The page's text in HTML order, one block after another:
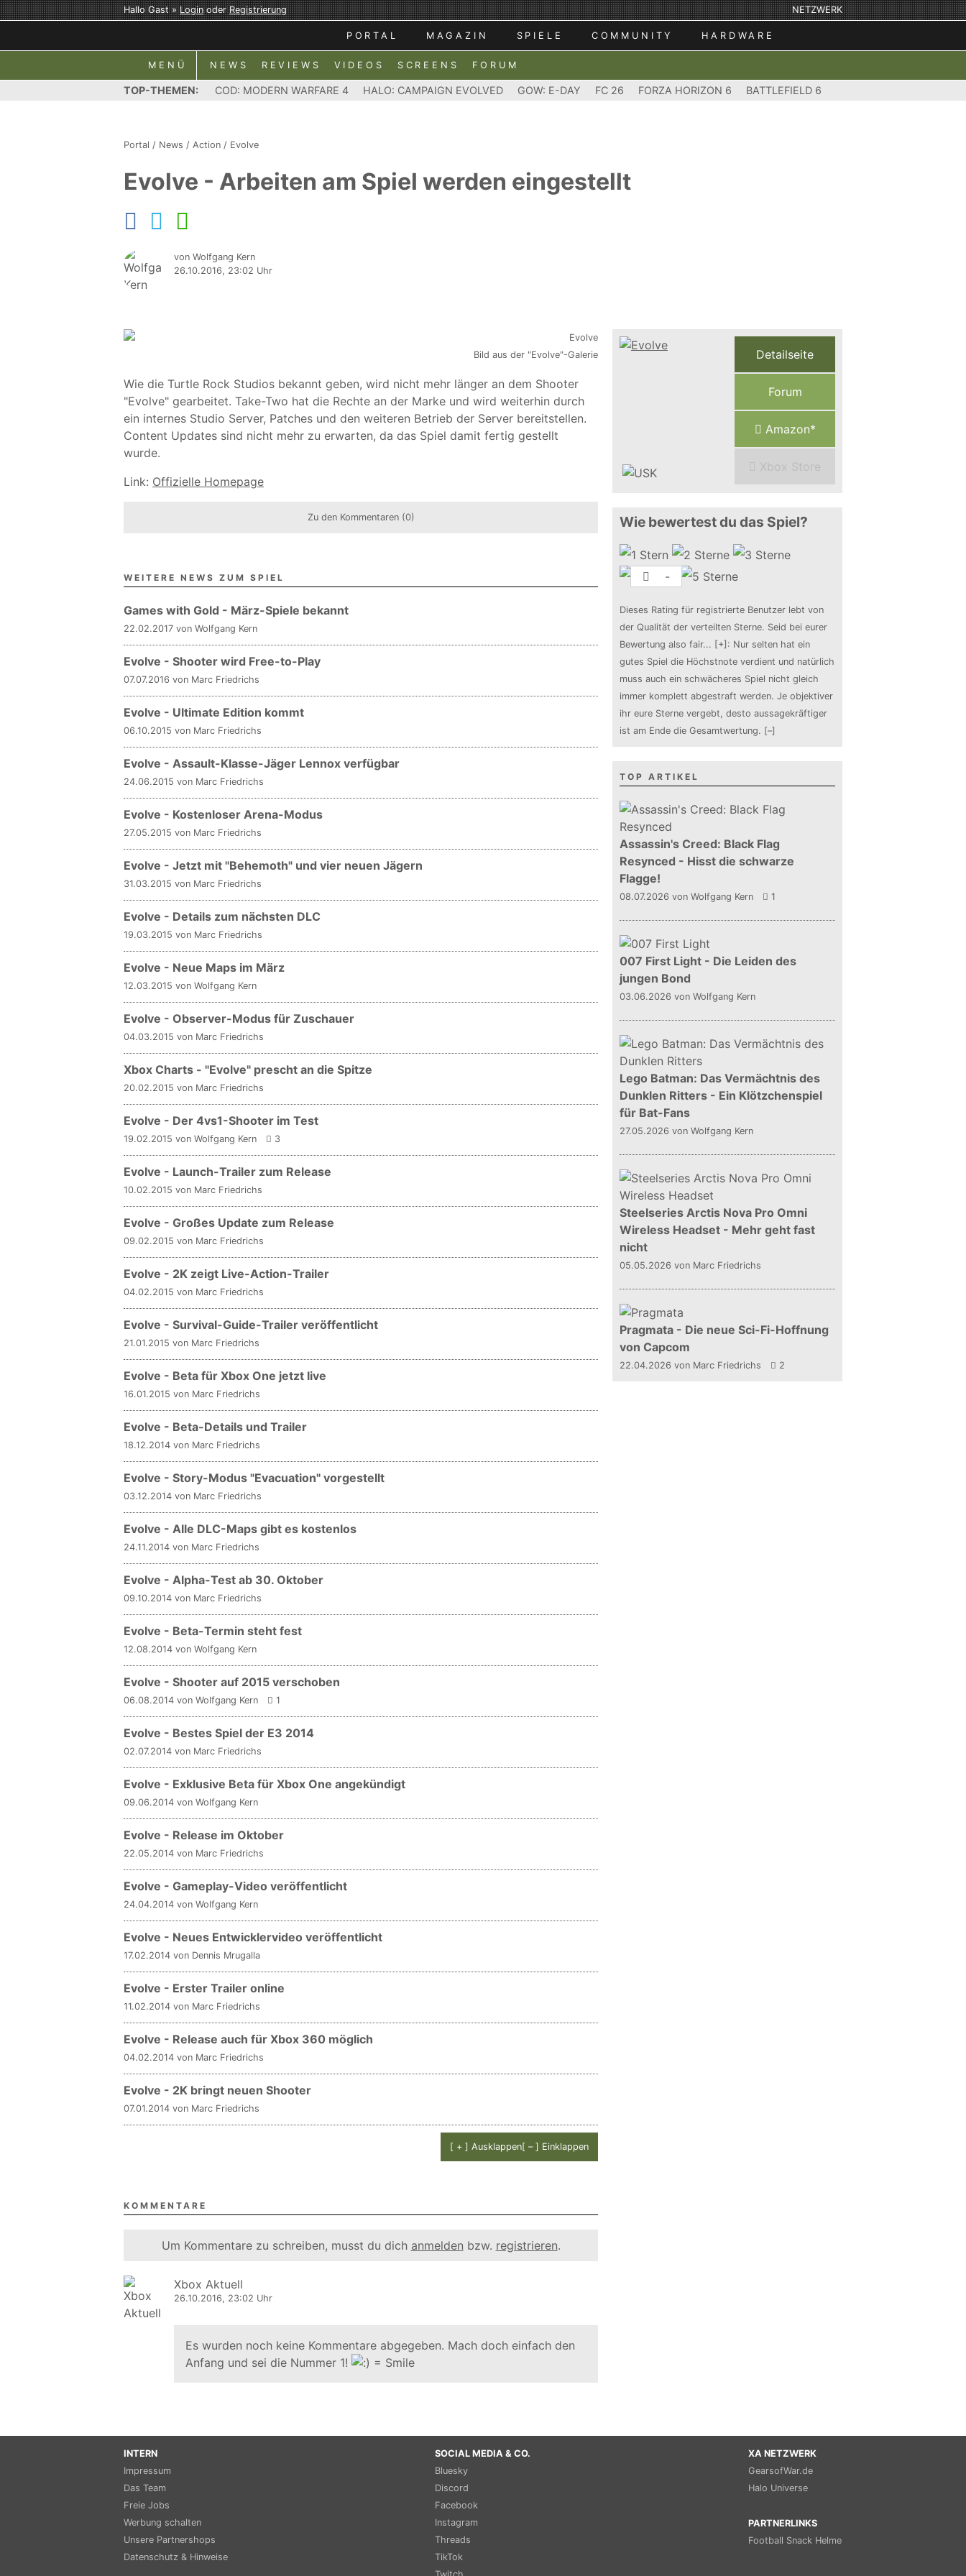
Hallo Gast »LoginoderRegistrierung NETZWERK
PORTAL MAGAZIN SPIELE COMMUNITY HARDWARE
MENÜ NEWS REVIEWS VIDEOS SCREENS FORUM
TOP-THEMEN: COD: MODERN WARFARE 4 HALO: CAMPAIGN EVOLVED GOW: E-DAY FC 26 FORZA HORIZON 6 BATTLEFIELD 6
Portal / News / Action / Evolve
Evolve - Arbeiten am Spiel werden eingestellt
von Wolfgang Kern
26.10.2016, 23:02 Uhr
Bild aus der "Evolve"-Galerie
Wie die Turtle Rock Studios bekannt geben, wird nicht mehr länger an dem Shooter
"Evolve" gearbeitet. Take-Two hat die Rechte an der Marke und wird weiterhin durch
ein internes Studio Server, Patches und den weiteren Betrieb der Server bereitstellen.
Content Updates sind nicht mehr zu erwarten, da das Spiel damit fertig gestellt
wurde.
Link: Offizielle Homepage
Zu den Kommentaren (0)
WEITERE NEWS ZUM SPIEL
Games with Gold - März-Spiele bekannt
22.02.2017 von Wolfgang Kern
Evolve - Shooter wird Free-to-Play
07.07.2016 von Marc Friedrichs
Evolve - Ultimate Edition kommt
06.10.2015 von Marc Friedrichs
Evolve - Assault-Klasse-Jäger Lennox verfügbar
24.06.2015 von Marc Friedrichs
Evolve - Kostenloser Arena-Modus
27.05.2015 von Marc Friedrichs
Evolve - Jetzt mit "Behemoth" und vier neuen Jägern
31.03.2015 von Marc Friedrichs
Evolve - Details zum nächsten DLC
19.03.2015 von Marc Friedrichs
Evolve - Neue Maps im März
12.03.2015 von Wolfgang Kern
Evolve - Observer-Modus für Zuschauer
04.03.2015 von Marc Friedrichs
Xbox Charts - "Evolve" prescht an die Spitze
20.02.2015 von Marc Friedrichs
Evolve - Der 4vs1-Shooter im Test
19.02.2015 von Wolfgang Kern 3
Evolve - Launch-Trailer zum Release
10.02.2015 von Marc Friedrichs
Evolve - Großes Update zum Release
09.02.2015 von Marc Friedrichs
Evolve - 2K zeigt Live-Action-Trailer
04.02.2015 von Marc Friedrichs
Evolve - Survival-Guide-Trailer veröffentlicht
21.01.2015 von Marc Friedrichs
Evolve - Beta für Xbox One jetzt live
16.01.2015 von Marc Friedrichs
Evolve - Beta-Details und Trailer
18.12.2014 von Marc Friedrichs
Evolve - Story-Modus "Evacuation" vorgestellt
03.12.2014 von Marc Friedrichs
Evolve - Alle DLC-Maps gibt es kostenlos
24.11.2014 von Marc Friedrichs
Evolve - Alpha-Test ab 30. Oktober
09.10.2014 von Marc Friedrichs
Evolve - Beta-Termin steht fest
12.08.2014 von Wolfgang Kern
Evolve - Shooter auf 2015 verschoben
06.08.2014 von Wolfgang Kern 1
Evolve - Bestes Spiel der E3 2014
02.07.2014 von Marc Friedrichs
Evolve - Exklusive Beta für Xbox One angekündigt
09.06.2014 von Wolfgang Kern
Evolve - Release im Oktober
22.05.2014 von Marc Friedrichs
Evolve - Gameplay-Video veröffentlicht
24.04.2014 von Wolfgang Kern
Evolve - Neues Entwicklervideo veröffentlicht
17.02.2014 von Dennis Mrugalla
Evolve - Erster Trailer online
11.02.2014 von Marc Friedrichs
Evolve - Release auch für Xbox 360 möglich
04.02.2014 von Marc Friedrichs
Evolve - 2K bringt neuen Shooter
07.01.2014 von Marc Friedrichs
[ + ] Ausklappen[ – ] Einklappen
KOMMENTARE
Um Kommentare zu schreiben, musst du dich anmelden bzw. registrieren.
Xbox Aktuell
26.10.2016, 23:02 Uhr
Es wurden noch keine Kommentare abgegeben. Mach doch einfach den
Anfang und sei die Nummer 1!
Detailseite
Forum
Amazon*
Xbox Store
Wie bewertest du das Spiel?
-
Dieses Rating für registrierte Benutzer lebt von
der Qualität der verteilten Sterne. Seid bei eurer
Bewertung also fair... [+] : Nur selten hat ein
gutes Spiel die Höchstnote verdient und natürlich
muss auch ein schwächeres Spiel nicht gleich
immer komplett abgestraft werden. Je objektiver
ihr eure Sterne vergebt, desto aussagekräftiger
ist am Ende die Gesamtwertung. [–]
TOP ARTIKEL
Assassin's Creed: Black Flag
Resynced - Hisst die schwarze
Flagge!
08.07.2026 von Wolfgang Kern 1
007 First Light - Die Leiden des
jungen Bond
03.06.2026 von Wolfgang Kern
Lego Batman: Das Vermächtnis des
Dunklen Ritters - Ein Klötzchenspiel
für Bat-Fans
27.05.2026 von Wolfgang Kern
Steelseries Arctis Nova Pro Omni
Wireless Headset - Mehr geht fast
nicht
05.05.2026 von Marc Friedrichs
Pragmata - Die neue Sci-Fi-Hoffnung
von Capcom
22.04.2026 von Marc Friedrichs 2
INTERN
Impressum
Das Team
Freie Jobs
Werbung schalten
Unsere Partnershops
Datenschutz & Hinweise
SOCIAL MEDIA & CO.
Bluesky
Discord
Facebook
Instagram
Threads
TikTok
XA NETZWERK
GearsofWar.de
Halo Universe
PARTNERLINKS
Football Snack Helme